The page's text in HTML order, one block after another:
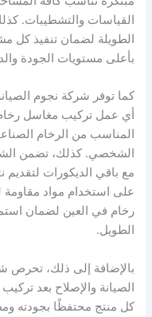
القياسات والتشطيبات.
الطويلة لضمان تنفيذ كل
بأعلى مستويات الجودة
كما توفر شركة نجوم
أي عمل تركيب مغاسل رخام
المناسب من الرخام
الشخصي. كذلك، تضمن
مع باقي الديكورات لتقديم
على استخدام مواد
رخام في العين لضمان
الطويل.
بالإضافة إلى ذلك، تحرص
الصيانة والإصلاح بعد
كل منتج محتفظًا بجودته